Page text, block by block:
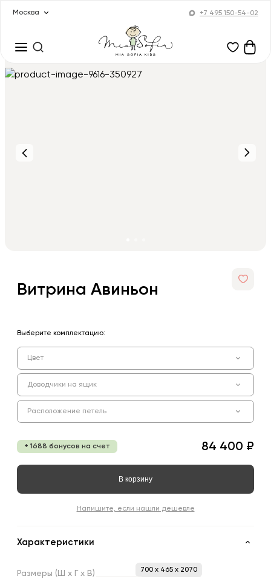
Москва +7 495 150-54-02
Витрина Авиньон
Выберите комплектацию:
Цвет
Доводчики на ящик
Расположение петель
+ 1688 бонусов на счет 84 400 ₽
В корзину
Напишите, если нашли дешевле
Характеристики
Размеры (Ш х х В) 700 x 465 x 2070